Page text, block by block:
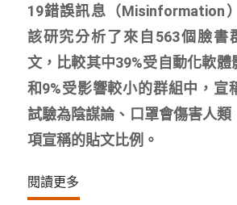
19錯誤訊息（Misinformation
該研究分析了來自563個臉書
文，比較其中39%受自動化軟體
和9%受影響較小的群組中，宣
試驗為陰謀論、口罩會傷害人類
項宣稱的貼文比例。
閱讀更多